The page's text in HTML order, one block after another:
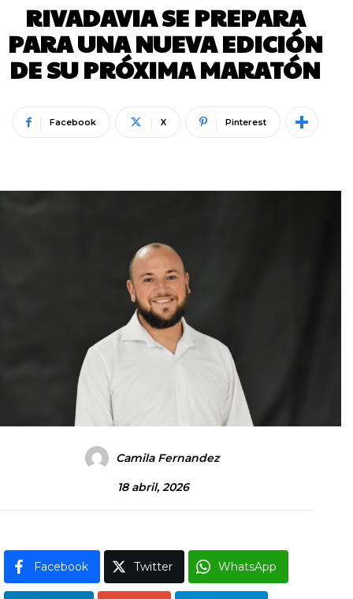
RIVADAVIA SE PREPARA
PARA UNA NUEVA EDICIÓN
DE SU PRÓXIMA MARATÓN
Facebook X Pinterest
Camila Fernandez
18 abril, 2026
Facebook Twitter WhatsApp